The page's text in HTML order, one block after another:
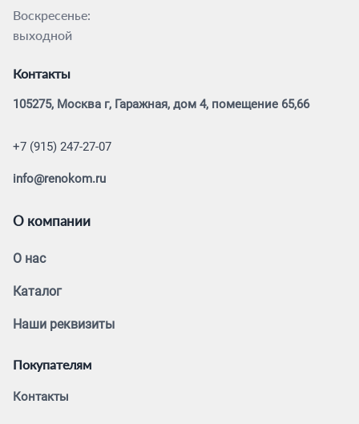
Воскресенье:
выходной
Контакты
105275, Москва г, Гаражная, дом 4, помещение 65,66
+7 (915) 247-27-07
info@renokom.ru
О компании
О нас
Каталог
Наши реквизиты
Покупателям
Контакты